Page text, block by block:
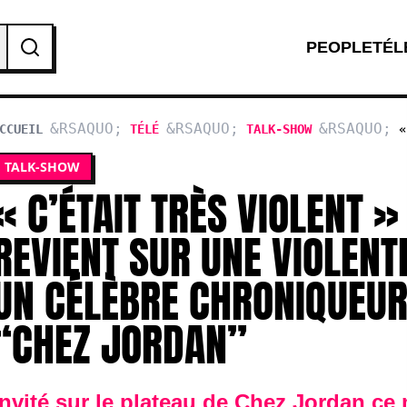
PEOPLE
TÉLÉ TALK-SHOW
REVIENT SUR
CÉLÈBRE
TALK-SHOW
C’ÉTAIT TRÈS VIOLENT »
SUR UNE
CÉLÈBRE
JORDAN”
sur le plateau de Chez Jordan ce